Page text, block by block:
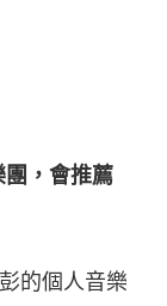
，會推薦
的個人音樂